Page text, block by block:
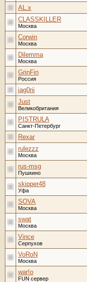
AL.x
CLASSKILLER
Москва
Corwin
Москва
Dilemma
Москва
GrinFin
Россия
jag0rii
Just
Великобритания
PISTRULA
Санкт-Петербург
Rexar
rulezzz
Москва
rus-msg
Пушкино
skipper48
Уфа
SOVA
Москва
swat
Москва
Vince
Серпухов
VoRoN
Москва
war!o
FUN сервер